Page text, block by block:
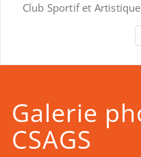
Club Sportif et
Galerie
CSAGS